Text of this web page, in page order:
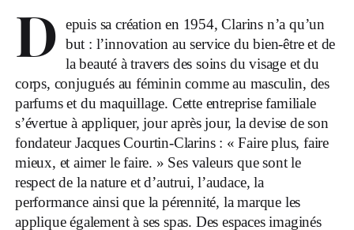
D epuis sa création en 1954, Clarins n’a qu’un
but : l’innovation au service du bien-être et de
la beauté à travers des soins du visage et du
corps, conjugués au féminin comme au masculin, des
parfums et du maquillage. Cette entreprise familiale
s’évertue à appliquer, jour après jour, la devise de son
fondateur Jacques Courtin-Clarins : « Faire plus, faire
mieux, et aimer le faire. » Ses valeurs que sont le
respect de la nature et d’autrui, l’audace, la
performance ainsi que la pérennité, la marque les
applique également à ses spas. Des espaces imaginés